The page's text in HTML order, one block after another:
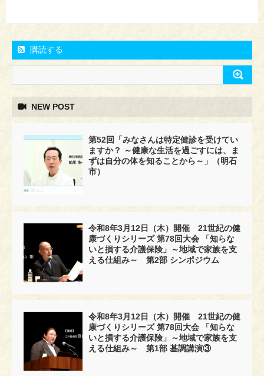
購読する
NEW POST
第52回「みなさんは特定健診を受けてい
ますか？ ～健康な生活を過ごすには、ま
ずは自分の体を知ることから～」（明石
市）
令和8年3月12日（木）開催 21世紀の健
康づくりシリーズ 第78回大会 「知らな
いと損する介護保険」～地域で家族を支
える仕組み～ 第2部 シンポジウム
令和8年3月12日（木）開催 21世紀の健
康づくりシリーズ 第78回大会 「知らな
いと損する介護保険」～地域で家族を支
える仕組み～ 第1部 基調講演③